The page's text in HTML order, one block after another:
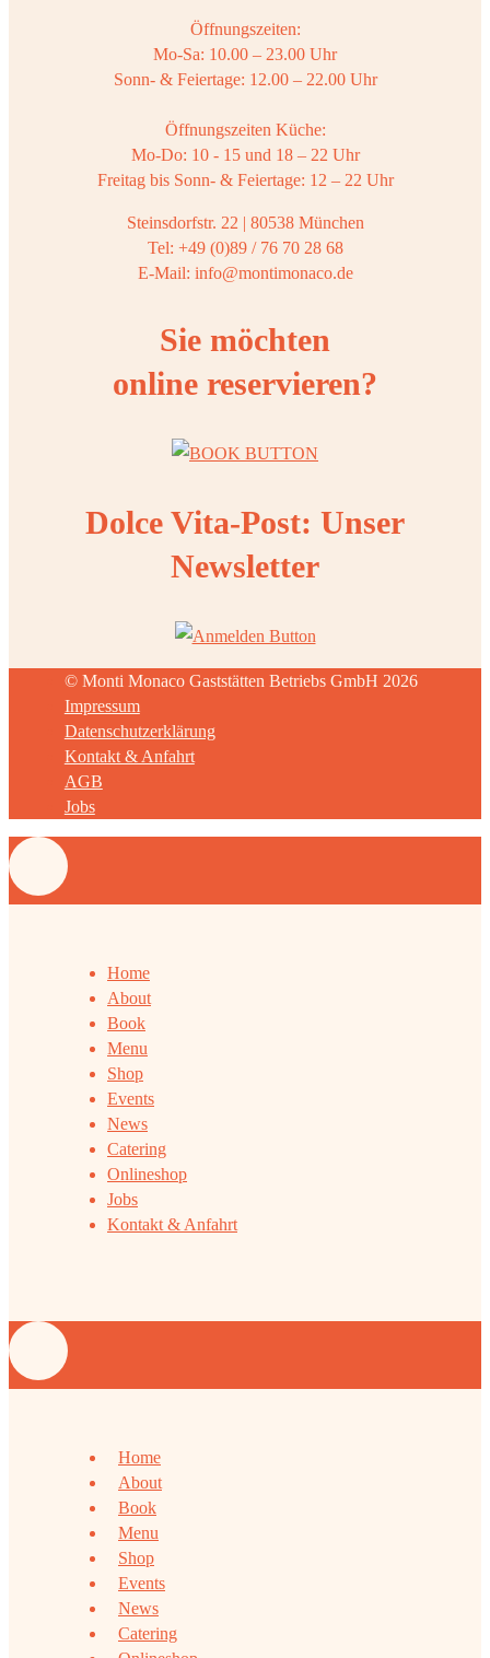
Öffnungszeiten:
Mo-Sa: 10.00 – 23.00 Uhr
Sonn- & Feiertage: 12.00 – 22.00 Uhr
Öffnungszeiten Küche:
Mo-Do: 10 - 15 und 18 – 22 Uhr
Freitag bis Sonn- & Feiertage: 12 – 22 Uhr
Steinsdorfstr. 22 | 80538 München
Tel: +49 (0)89 / 76 70 28 68
E-Mail: info@montimonaco.de
Sie möchten
online reservieren?
Dolce Vita-Post: Unser
Newsletter
© Monti Monaco Gaststätten Betriebs GmbH 2026
Impressum
Datenschutzerklärung
Kontakt & Anfahrt
AGB
Jobs
Home
About
Book
Menu
Shop
Events
News
Catering
Onlineshop
Jobs
Kontakt & Anfahrt
Home
About
Book
Menu
Shop
Events
News
Catering